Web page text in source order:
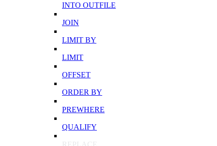
INTO OUTFILE
JOIN
LIMIT BY
LIMIT
OFFSET
ORDER BY
PREWHERE
QUALIFY
REPLACE